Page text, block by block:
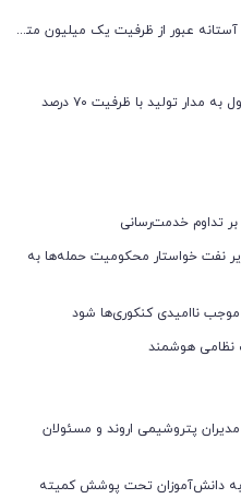
مخازن سبز عسلویه در آستانه عبور از ظرفیت یک میلیون مترمکعب
مدار تولید با ظرفیت ۷۰ درصد
بر تداوم خدمت‌رسانی
نفت خواستار محکومیت حمله‌ها به
ناامیدی کنکوری‌ها شود
نظامی هوشمند
پتروشیمی اروند و مسئولان
نوشت‌افزار به دانش‌آموزان تحت پوشش کمیته